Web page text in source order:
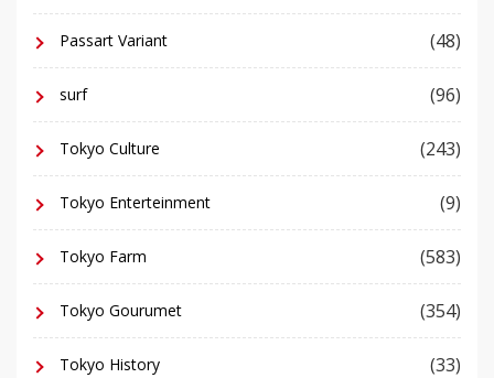
Passart Variant (48)
surf (96)
Tokyo Culture (243)
Tokyo Enterteinment (9)
Tokyo Farm (583)
Tokyo Gourumet (354)
Tokyo History (33)